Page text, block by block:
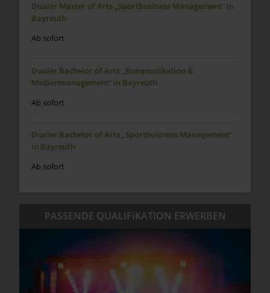
Dualer Master of Arts „Sportbusiness Management“ in
Bayreuth
Ab sofort
Dualer Bachelor of Arts „Kommunikation &
Medienmanagement“ in Bayreuth
Ab sofort
Dualer Bachelor of Arts „Sportbusiness Management“
in Bayreuth
Ab sofort
PASSENDE QUALIFIKATION ERWERBEN